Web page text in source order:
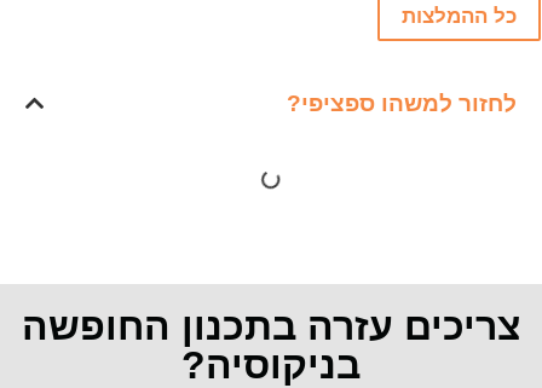
כל ההמלצות
לחזור למשהו ספציפי?
צריכים עזרה בתכנון החופשה
בניקוסיה?